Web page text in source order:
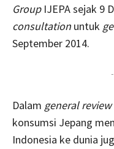
GroupIJEPA sejak 9
consultation untuk
September 2014.
Dalam general review
konsumsi Jepang
Indonesia ke dunia